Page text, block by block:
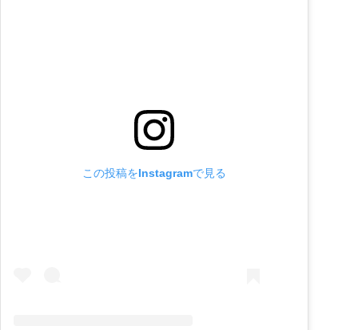
この投稿をInstagramで見る